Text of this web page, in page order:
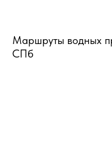
Маршруты водных
СПб